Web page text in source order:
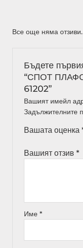
Все още няма отзиви.
Бъдете
“СПОТ
61202”
Вашият имейл
Задължителните
Вашата оценка
Вашият отзив *
Име *